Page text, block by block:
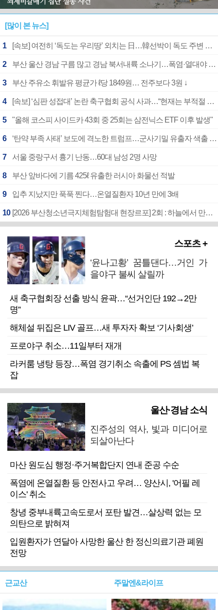
[많이 본 뉴스]
1 [속보] 여전히 ‘독도는 우리땅’ 외치는 日…韓선박이 독도 주변 해양조사 활동하자 반발
2 부산 울산 경남 구름 많고 경남 북서내륙 소나기…폭염·열대야 계속
3 부산 주유소 휘발유 평균가 ℓ당 1849원… 전주보다 3원 ↓
4 [속보] ‘심판 성접대’ 논란 축구협회 공식 사과…“현재는 부적절 행위 없어”
5 "올해 코스피 사이드카 43회 중 25회는 삼전닉스 ETF 이후 발생"
6 ‘탄약 부족 사태’ 보도에 격노한 트럼프…군사기밀 유출자 색출 지시
7 서울 중랑구서 흉기 난동…60대 남성 2명 사망
8 부산 앞바다에 기름 425ℓ 유출한 러시아 화물선 적발
9 입추 지났지만 푹푹 찐다…온열질환자 10년 만에 3배
10 [2026 부산청소년극지체험탐험대 현장르포] 2회 : 하늘에서 만난 얼음의 나라
스포츠 +
‘윤나고황’ 꿈틀댄다…거인 가
을야구 불씨 살릴까
새 축구협회장 선출 방식 윤곽…“선거인단 192→2만
명”
해체설 뒤집은 LIV 골프…새 투자자 확보 ‘기사회생’
프로야구 취소…11일부터 재개
라커룸 냉탕 등장…폭염 경기취소 속출에 PS 셈법 복
잡
울산·경남 소식
진주성의 역사, 빛과 미디어로
되살아난다
마산 원도심 행정·주거복합단지 연내 준공 수순
폭염에 온열질환 등 안전사고 우려… 양산시, '어필 레
이스' 취소
창녕 중부내륙고속도로서 포탄 발견…살상력 없는 모
의탄으로 밝혀져
입원환자가 연달아 사망한 울산 한 정신의료기관 폐원
전망
근교산 주말엔&라이프